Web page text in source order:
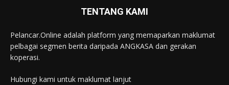
TENTANG KAMI
Pelancar.Online adalah platform yang memaparkan maklumat
pelbagai segmen berita daripada ANGKASA dan gerakan
koperasi.
Hubungi kami untuk maklumat lanjut